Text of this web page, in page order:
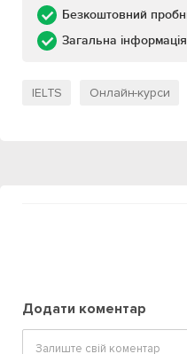
Безкоштовний
Загальна інформація
IELTS Онлайн-курси
Додати коментар